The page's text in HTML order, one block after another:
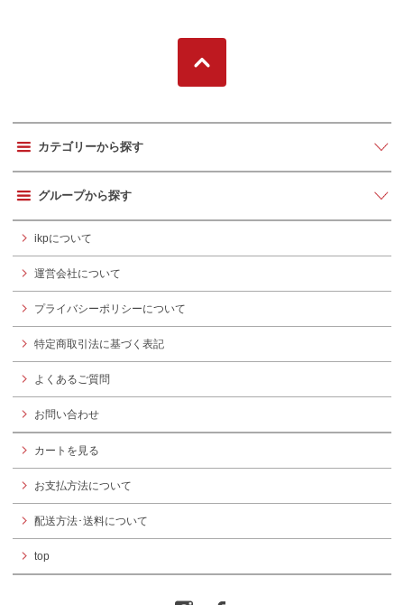
カテゴリーから探す
グループから探す
ikpについて
運営会社について
プライバシーポリシーについて
特定商取引法に基づく表記
よくあるご質問
お問い合わせ
カートを見る
お支払方法について
配送方法･送料について
top